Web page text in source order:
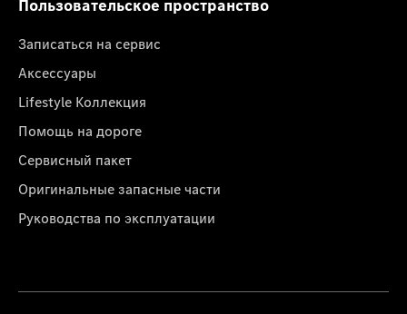
Пользовательское пространство
Записаться на сервис
Аксессуары
Lifestyle Коллекция
Помощь на дороге
Сервисный пакет
Оригинальные запасные части
Руководства по эксплуатации